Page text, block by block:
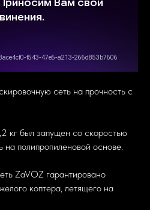
сеть на прочность с
кг был запущен со скоростью
полипропиленовой основе.
ZaVOZ гарантировано
коптера, летящего на